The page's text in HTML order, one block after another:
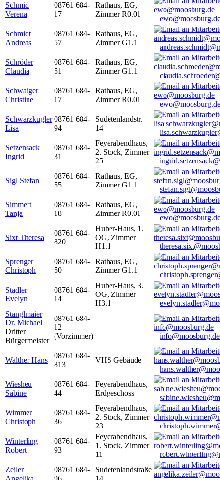
Schmid
Verena
08761 684-
17
Rathaus, EG,
Zimmer R0.01
ewo@moosburg.de
Schmidt
Andreas
08761 684-
57
Rathaus, EG,
Zimmer G1.1
Schröder
Claudia
08761 684-
51
Rathaus, EG,
Zimmer G1.1
Schwaiger
Christine
08761 684-
17
Rathaus, EG,
Zimmer R0.01
ewo@moosburg.de
Schwarzkugler
Lisa
08761 684-
94
Sudetenlandstr.
14
Setzensack
Ingrid
08761 684-
31
Feyerabendhaus,
2. Stock, Zimmer
25
Sigl Stefan
08761 684-
55
Rathaus, EG,
Zimmer G1.1
Simmert
Tanja
08761 684-
18
Rathaus, EG,
Zimmer R0.01
ewo@moosburg.de
Sixt Theresa
08761 684-
820
Huber-Haus, 1.
OG, Zimmer
H1.1
Sprenger
Christoph
08761 684-
50
Rathaus, EG,
Zimmer G1.1
Stadler
Evelyn
08761 684-
14
Huber-Haus, 3.
OG, Zimmer
H3.1
Stanglmaier
Dr. Michael
Dritter
Bürgermeister
08761 684-
12
(Vorzimmer)
info@moosburg.de
Walther Hans
08761 684-
813
VHS Gebäude
Wiesheu
Sabine
08761 684-
44
Feyerabendhaus,
Erdgeschoss
Wimmer
Christoph
08761 684-
36
Feyerabendhaus,
2. Stock, Zimmer
23
Winterling
Robert
08761 684-
93
Feyerabendhaus,
1. Stock, Zimmer
11
Zeiler
Angelika
08761 684-
96
Sudetenlandstraße
14